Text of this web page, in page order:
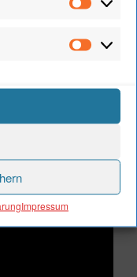
Impressum
KINDER-